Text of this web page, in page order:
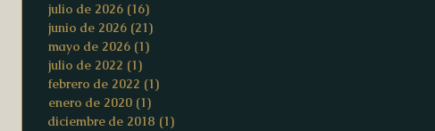
julio de 2026 (16)
junio de 2026 (21)
mayo de 2026 (1)
julio de 2022 (1)
febrero de 2022 (1)
enero de 2020 (1)
diciembre de 2018 (1)